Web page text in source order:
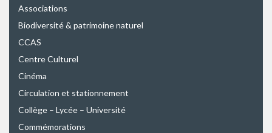
Associations
Biodiversité & patrimoine naturel
CCAS
Centre Culturel
Cinéma
Circulation et stationnement
Collège – Lycée – Université
Commémorations